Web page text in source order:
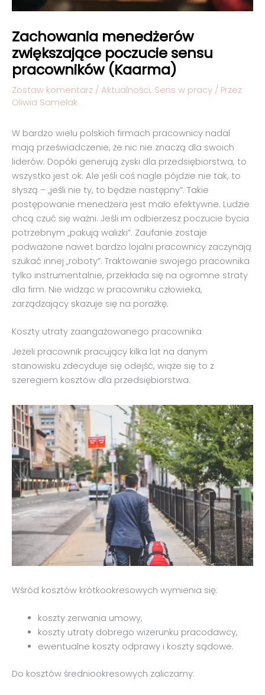
Zachowania menedżerów
zwiększające poczucie sensu
pracowników (Kaarma)
Zostaw komentarz / Aktualności, Sens w pracy / Przez
Oliwia Samelak
W bardzo wielu polskich firmach pracownicy nadal
mają przeświadczenie, że nic nie znaczą dla swoich
liderów. Dopóki generują zyski dla przedsiębiorstwa, to
wszystko jest ok. Ale jeśli coś nagle pójdzie nie tak, to
słyszą – „jeśli nie ty, to będzie następny”. Takie
postępowanie menedżera jest mało efektywne. Ludzie
chcą czuć się ważni. Jeśli im odbierzesz poczucie bycia
potrzebnym „pakują walizki”. Zaufanie zostaje
podważone nawet bardzo lojalni pracownicy zaczynają
szukać innej „roboty”. Traktowanie swojego pracownika
tylko instrumentalnie, przekłada się na ogromne straty
dla firm. Nie widząc w pracowniku człowieka,
zarządzający skazuje się na porażkę.
Koszty utraty zaangażowanego pracownika
Jeżeli pracownik pracujący kilka lat na danym
stanowisku zdecyduje się odejść, wiąże się to z
szeregiem kosztów dla przedsiębiorstwa.
Wśród kosztów krótkookresowych wymienia się:
koszty zerwania umowy,
koszty utraty dobrego wizerunku pracodawcy,
ewentualne koszty odprawy i koszty sądowe.
Do kosztów średniookresowych zaliczamy: